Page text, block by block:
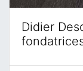
Didier